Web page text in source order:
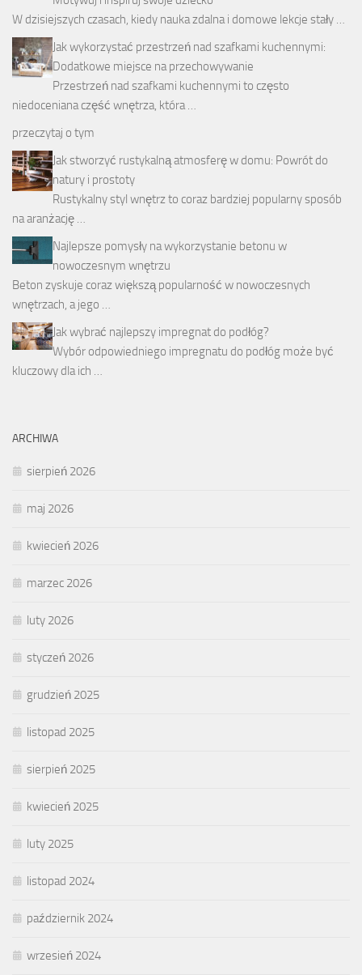
W dzisiejszych czasach, kiedy nauka zdalna i domowe lekcje stały …
Jak wykorzystać przestrzeń nad szafkami kuchennymi:
Dodatkowe miejsce na przechowywanie
Przestrzeń nad szafkami kuchennymi to często
niedoceniana część wnętrza, która …
przeczytaj o tym
Jak stworzyć rustykalną atmosferę w domu: Powrót do
natury i prostoty
Rustykalny styl wnętrz to coraz bardziej popularny sposób
na aranżację …
Najlepsze pomysły na wykorzystanie betonu w
nowoczesnym wnętrzu
Beton zyskuje coraz większą popularność w nowoczesnych
wnętrzach, a jego …
Jak wybrać najlepszy impregnat do podłóg?
Wybór odpowiedniego impregnatu do podłóg może być
kluczowy dla ich …
ARCHIWA
sierpień 2026
maj 2026
kwiecień 2026
marzec 2026
luty 2026
styczeń 2026
grudzień 2025
listopad 2025
sierpień 2025
kwiecień 2025
luty 2025
listopad 2024
październik 2024
wrzesień 2024